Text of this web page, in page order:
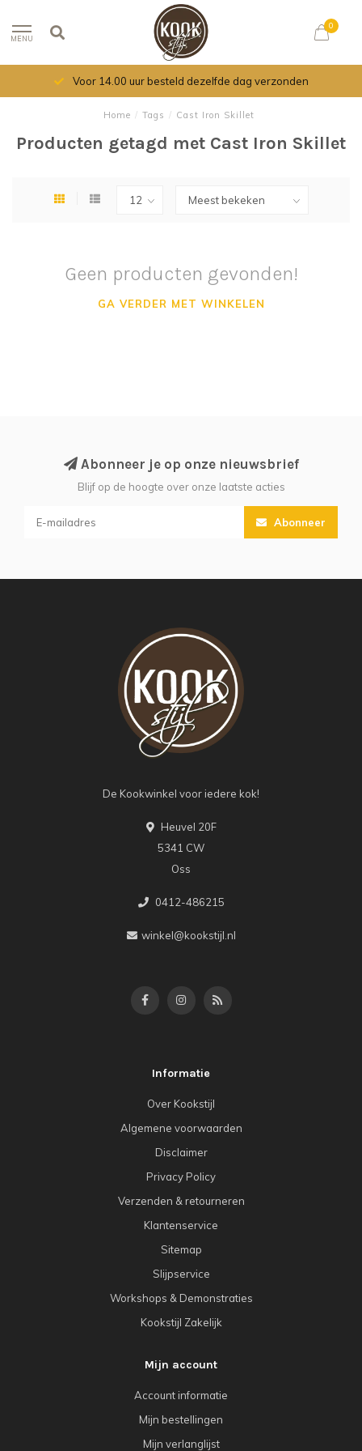
MENU
0
Voor 14.00 uur besteld dezelfde dag verzonden
Home / Tags / Cast Iron Skillet
Producten getagd met Cast Iron Skillet
Geen producten gevonden!
GA VERDER MET WINKELEN
Abonneer je op onze nieuwsbrief
Blijf op de hoogte over onze laatste acties
Abonneer
De Kookwinkel voor iedere kok!
Heuvel 20F
5341 CW
Oss
0412-486215
winkel@kookstijl.nl
Informatie
Over Kookstijl
Algemene voorwaarden
Disclaimer
Privacy Policy
Verzenden & retourneren
Klantenservice
Sitemap
Slijpservice
Workshops & Demonstraties
Kookstijl Zakelijk
Mijn account
Account informatie
Mijn bestellingen
Mijn verlanglijst